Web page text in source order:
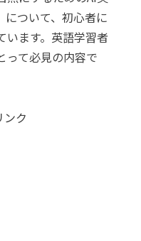
ついて、初心者に
います。英語学習者
って必見の内容で
ンク